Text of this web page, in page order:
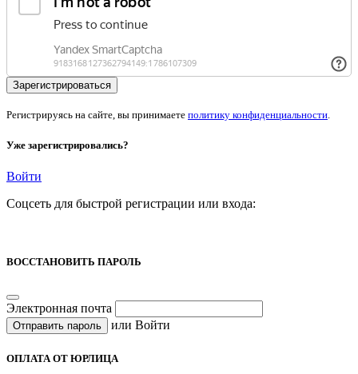
Регистрируясь на сайте, вы принимаете политику конфиденциальности
Уже зарегистрировались?
Войти
Соцсеть для быстрой регистрации или входа:
ВОССТАНОВИТЬ ПАРОЛЬ
Электронная почта
Отправить пароль или Войти
ОПЛАТА ОТ ЮРЛИЦА